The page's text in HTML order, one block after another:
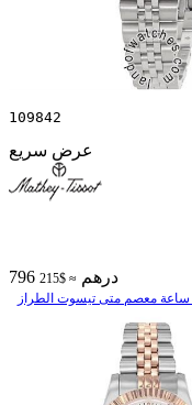
109842
عرض سريع
796 درهم ≈ $215